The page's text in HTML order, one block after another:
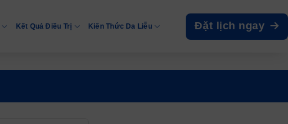
Kết Quả Điều Trị Kiến Thức Da Liễu Đặt lịch ngay